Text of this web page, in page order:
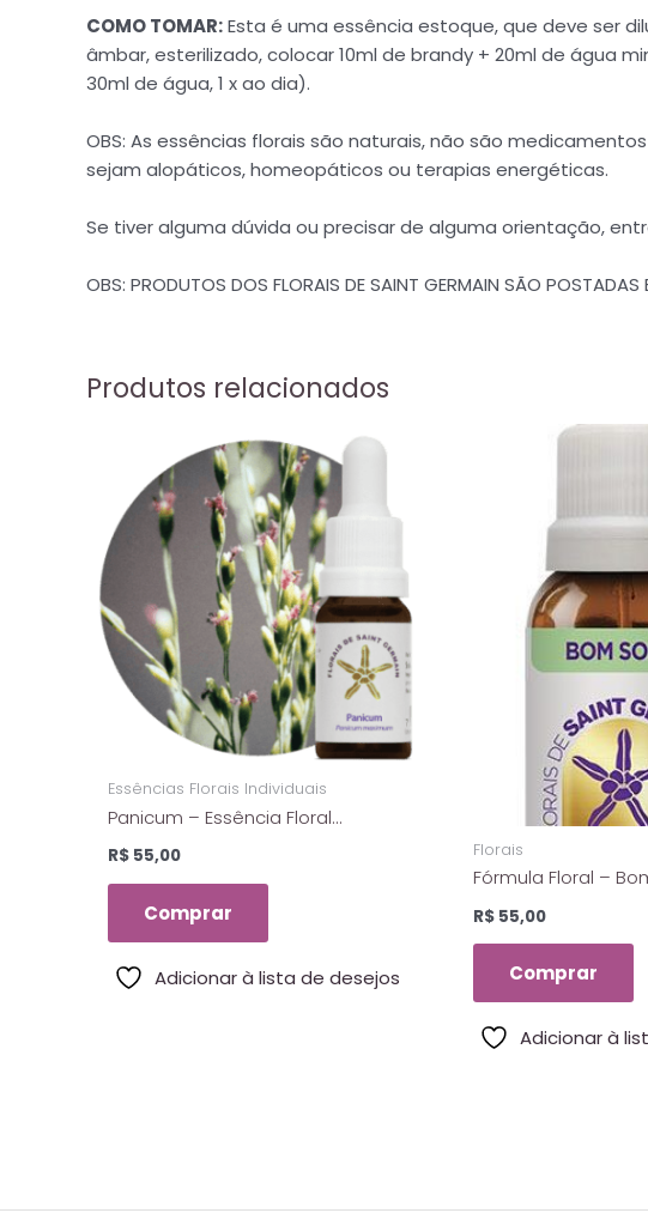
COMO TOMAR:Esta é uma essência estoque, que deve ser
âmbar, esterilizado, colocar 10ml de brandy + 20ml de água
30ml de água, 1 x ao dia).
OBS: As essências florais são naturais, não são
sejam alopáticos, homeopáticos ou terapias energéticas.
Se tiver alguma dúvida ou precisar de alguma orientação,
OBS: PRODUTOS DOS FLORAIS DE SAINT GERMAIN SÃO
Produtos relacionados
Essências Florais Individuais
Panicum – Essência Floral
Germain – 10ml
R$ 55,00
Comprar
Adicionar à lista de desejos
Florais
Fórmula Floral –
R$ 55,00
Comprar
Adicionar à